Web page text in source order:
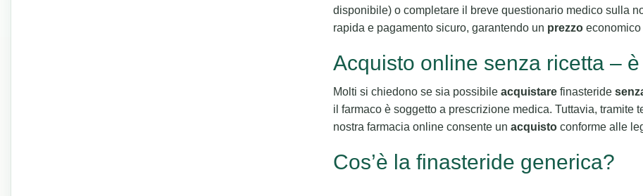
disponibile) o completare il breve questionario medico sulla
rapida e pagamento sicuro, garantendo un prezzo economico
Acquisto online senza ricetta –
Molti si chiedono se sia possibile acquistare finasteride
il farmaco è soggetto a prescrizione medica. Tuttavia,
nostra farmacia online consente un acquisto conforme alle
Cos’è la finasteride generica?